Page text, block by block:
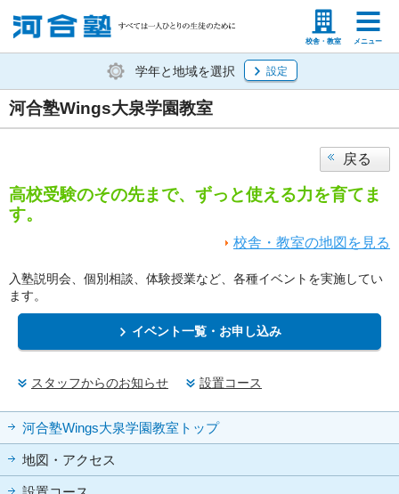
校舎・教室 メニュー
塾生の方 高等学校の先生
学年と地域を選択 設定
河合塾Wings大泉学園教室
戻る
高校受験のその先まで、ずっと使える力を育てま
す。
校舎・教室の地図を見る
入塾説明会、個別相談、体験授業など、各種イベントを実施してい
ます。
イベント一覧・お申し込み
スタッフからのお知らせ 設置コース
河合塾Wings大泉学園教室トップ
地図・アクセス